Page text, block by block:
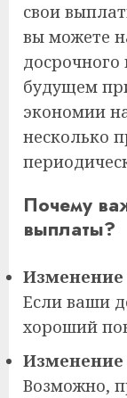
свои
вы можете
досрочного
будущем
экономии
несколько
Почему
выплаты?
Изменение
Если ваши
хороший
Изменение
Возможно,